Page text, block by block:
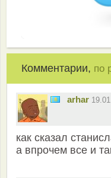
Комментарии, по
arhar
как сказал
а впрочем все и